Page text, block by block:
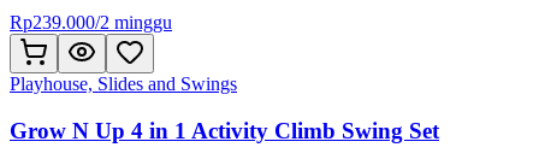
Rp239.000/2 minggu
Playhouse, Slides and Swings
Grow N Up 4 in 1 Activity Climb Swing Set